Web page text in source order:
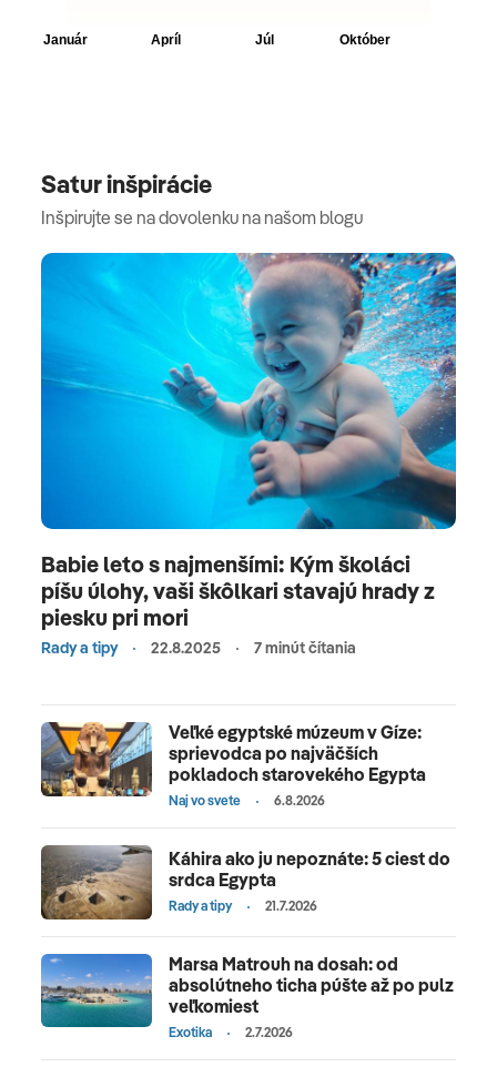
Satur inšpirácie
Inšpirujte se na dovolenku na našom blogu
Babie leto s najmenšími: Kým školáci
píšu úlohy, vaši škôlkari stavajú hrady z
piesku pri mori
Rady a tipy 22.8.2025 7 minút čítania
Veľké egyptské múzeum v Gíze:
sprievodca po najväčších
pokladoch starovekého Egypta
Naj vo svete 6.8.2026
Káhira ako ju nepoznáte: 5 ciest do
srdca Egypta
Rady a tipy 21.7.2026
Marsa Matrouh na dosah: od
absolútneho ticha púšte až po pulz
veľkomiest
Exotika 2.7.2026